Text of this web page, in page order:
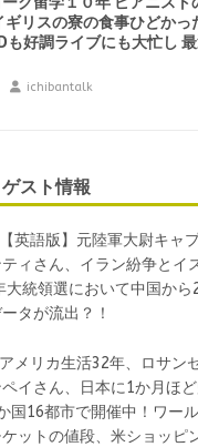
ギリスの寮の食事ひどかっ
も好調ライブにも大忙し
ichibantalk
スト情報
英語版】元陸軍大尉キャ
ィさん、イラン紛争とイ
大統領選において中国か
タが流出？！
メリカ生活32年、ロサン
イさん、日本に1か月ほど
国16都市で開催中！ワー
ットの値段、米ショッピ